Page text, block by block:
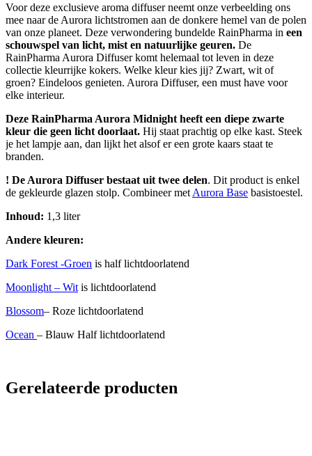
Voor deze exclusieve aroma diffuser neemt onze verbeelding ons
mee naar de Aurora lichtstromen aan de donkere hemel van de polen
van onze planeet. Deze verwondering bundelde RainPharma in een
schouwspel van licht, mist en natuurlijke geuren. De
RainPharma Aurora Diffuser komt helemaal tot leven in deze
collectie kleurrijke kokers. Welke kleur kies jij? Zwart, wit of
groen? Eindeloos genieten. Aurora Diffuser, een must have voor
elke interieur.
Deze RainPharma Aurora Midnight heeft een diepe zwarte
kleur die geen licht doorlaat. Hij staat prachtig op elke kast. Steek
je het lampje aan, dan lijkt het alsof er een grote kaars staat te
branden.​​​​​​​​
! De Aurora Diffuser bestaat uit twee delen. Dit product is enkel
de gekleurde glazen stolp. Combineer met Aurora Base basistoestel.
Inhoud: 1,3 liter
Andere kleuren:
Dark Forest -Groen is half lichtdoorlatend
Moonlight – Wit is lichtdoorlatend
Blossom– Roze lichtdoorlatend
Ocean – Blauw Half lichtdoorlatend
Gerelateerde producten